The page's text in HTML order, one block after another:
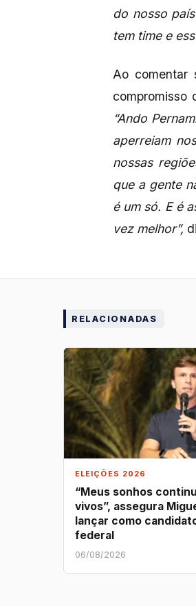
do nosso
tem time e
Ao comentar
compromisso
“Ando
aperreiam
nossas
que a gente
é um só. E é
vez melhor”,
RELACIONADAS
ELEIÇÕES 2026
“Meus sonhos
vivos”, assegura
lançar como
federal
06/08/2026